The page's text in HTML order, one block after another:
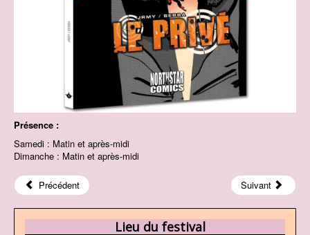
Présence :
Samedi : Matin et après-midi
Dimanche : Matin et après-midi
Précédent Suivant
Lieu du festival